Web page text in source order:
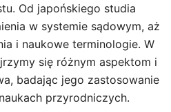
Od japońskiego studia
w systemie sądowym, aż
i naukowe terminologie. W
się różnym aspektom i
badając jego zastosowanie
przyrodniczych.